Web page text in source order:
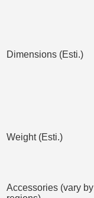
Dimensions (Esti.)
Weight (Esti.)
Accessories (vary by